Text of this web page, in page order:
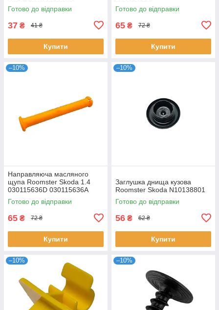
Готово до відправки
37 ₴ 41 ₴
Купити
Готово до відправки
65 ₴ 72 ₴
Купити
–10%
Направляюча масляного
щупа Roomster Skoda 1.4
030115636D 030115636A
Готово до відправки
65 ₴ 72 ₴
Купити
–10%
Заглушка днища кузова
Roomster Skoda N10138801
Готово до відправки
56 ₴ 62 ₴
Купити
–10% –10%